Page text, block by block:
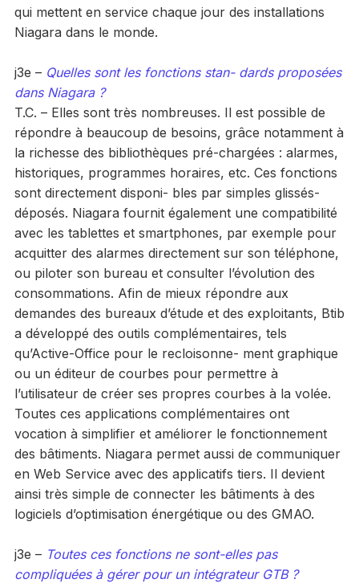
qui mettent en service chaque jour des installations
Niagara dans le monde.
j3e – Quelles sont les fonctions stan- dards proposées
dans Niagara ?
T.C. – Elles sont très nombreuses. Il est possible de
répondre à beaucoup de besoins, grâce notamment à
la richesse des bibliothèques pré-chargées : alarmes,
historiques, programmes horaires, etc. Ces fonctions
sont directement disponi- bles par simples glissés-
déposés. Niagara fournit également une compatibilité
avec les tablettes et smartphones, par exemple pour
acquitter des alarmes directement sur son téléphone,
ou piloter son bureau et consulter l’évolution des
consommations. Afin de mieux répondre aux
demandes des bureaux d’étude et des exploitants, Btib
a développé des outils complémentaires, tels
qu’Active-Office pour le recloisonne- ment graphique
ou un éditeur de courbes pour permettre à
l’utilisateur de créer ses propres courbes à la volée.
Toutes ces applications complémentaires ont
vocation à simplifier et améliorer le fonctionnement
des bâtiments. Niagara permet aussi de communiquer
en Web Service avec des applicatifs tiers. Il devient
ainsi très simple de connecter les bâtiments à des
logiciels d’optimisation énergétique ou des GMAO.
j3e – Toutes ces fonctions ne sont-elles pas
compliquées à gérer pour un intégrateur GTB ?